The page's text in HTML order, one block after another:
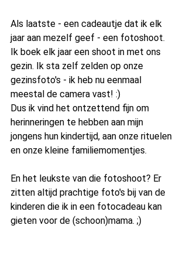
Als laatste - een cadeautje dat ik elk
jaar aan mezelf geef - een fotoshoot.
Ik boek elk jaar een shoot in met ons
gezin. Ik sta zelf zelden op onze
gezinsfoto's - ik heb nu eenmaal
meestal de camera vast! :)
Dus ik vind het ontzettend fijn om
herinneringen te hebben aan mijn
jongens hun kindertijd, aan onze rituelen
en onze kleine familiemomentjes.
En het leukste van die fotoshoot? Er
zitten altijd prachtige foto's bij van de
kinderen die ik in een fotocadeau kan
gieten voor de (schoon)mama. ;)